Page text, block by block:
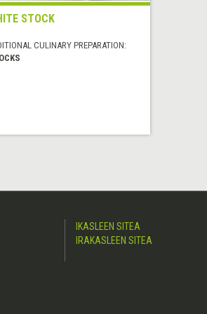
STOCK
CULINARY PREPARATION:
IKASLEEN SITEA
IRAKASLEEN SITEA